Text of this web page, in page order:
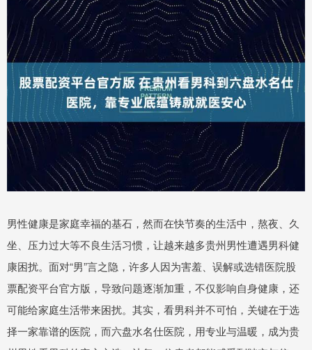
男性健康是家庭幸福的基石，然而在快节奏的生活中，熬夜、久
坐、压力过大等不良生活习惯，让越来越多贵州男性遭遇男科健
康困扰。面对“男”言之隐，许多人因为害羞、误解或选错医院股
票配资平台官方版，导致问题逐渐加重，不仅影响自身健康，还
可能给家庭生活带来困扰。其实，看男科并不可怕，关键在于选
择一家靠谱的医院，而六盘水名仕医院，用专业与温暖，成为贵